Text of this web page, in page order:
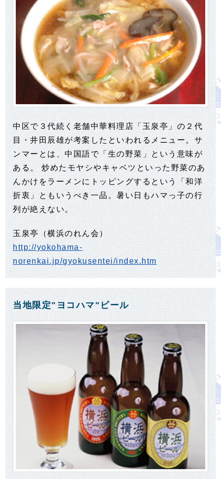
中区で３代続く老舗中華料理店「玉泉亭」の２代
目・井田辰雄が考案したといわれるメニュー。サ
ンマーとは、中国語で「生の野菜」という意味が
ある。 炒めたモヤシやキャベツといった野菜のあ
んかけをラーメンにトッピングするという「和洋
折衷」ともいうべき一品。暑い日もハマっ子の行
列が絶えない。
玉泉亭（横浜のれん会）
http://yokohama-
norenkai.jp/gyokusentei/index.htm
当地限定"ヨコハマ"ビール